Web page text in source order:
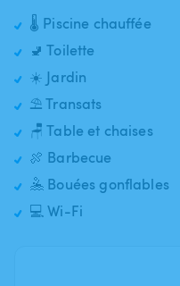
🌡️ Piscine chauffée
🚽 Toilette
☀️ Jardin
⛱️ Transats
🪑 Table et chaises
🍖 Barbecue
🤽 Bouées gonflables
💻 Wi-Fi